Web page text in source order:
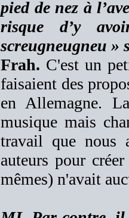
pied de nez à
risque d’y
screugneugneu »
Frah. C'est un
faisaient des
en Allemagne.
musique mais
travail que nous
auteurs pour
mêmes) n'avait